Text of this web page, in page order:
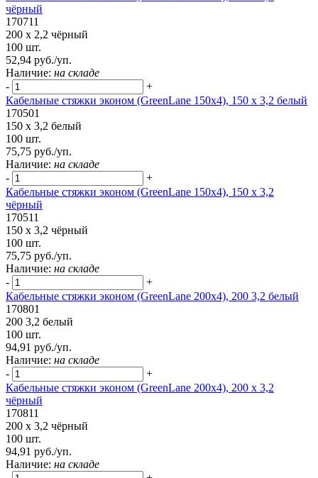
чёрный
170711
200 х 2,2 чёрный
100 шт.
52,94 руб./уп.
Наличие: на складе
-
+
Кабельные стяжки эконом (GreenLane 150х4), 150 х 3,2 белый
170501
150 х 3,2 белый
100 шт.
75,75 руб./уп.
Наличие: на складе
-
+
Кабельные стяжки эконом (GreenLane 150х4), 150 х 3,2
чёрный
170511
150 х 3,2 чёрный
100 шт.
75,75 руб./уп.
Наличие: на складе
-
+
Кабельные стяжки эконом (GreenLane 200х4), 200 3,2 белый
170801
200 3,2 белый
100 шт.
94,91 руб./уп.
Наличие: на складе
-
+
Кабельные стяжки эконом (GreenLane 200х4), 200 х 3,2
чёрный
170811
200 х 3,2 чёрный
100 шт.
94,91 руб./уп.
Наличие: на складе